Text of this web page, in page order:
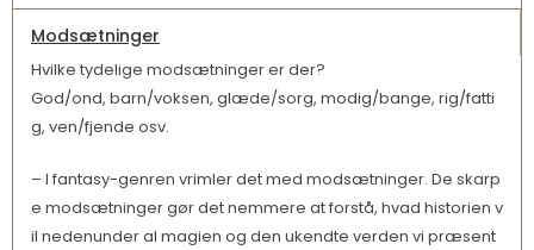
Modsætninger
Hvilke tydelige modsætninger er der?
God/ond, barn/voksen, glæde/sorg, modig/bange, rig/fatti
g, ven/fjende osv.
– I fantasy-genren vrimler det med modsætninger. De skarp
e modsætninger gør det nemmere at forstå, hvad historien v
il nedenunder al magien og den ukendte verden vi præsent